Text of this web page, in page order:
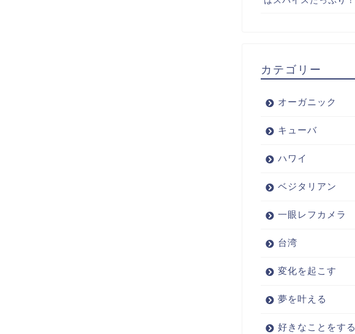
カテゴリー
オーガニック
キューバ
ハワイ
ベジタリアン
一眼レフカメラ
台湾
変化を起こす
夢を叶える
好きなことをする